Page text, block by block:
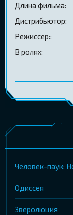
Длина фильма:
Дистрибьютор:
Режиссер::
В ролях:
Человек-паук:
Одиссея
Зверолюция